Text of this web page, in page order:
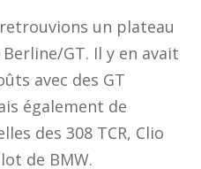
un plateau
GT. Il y en avait
avec des GT
également de
des 308 TCR, Clio
de BMW.